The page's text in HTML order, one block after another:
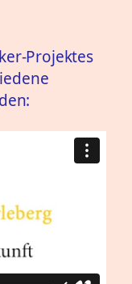
Projektes